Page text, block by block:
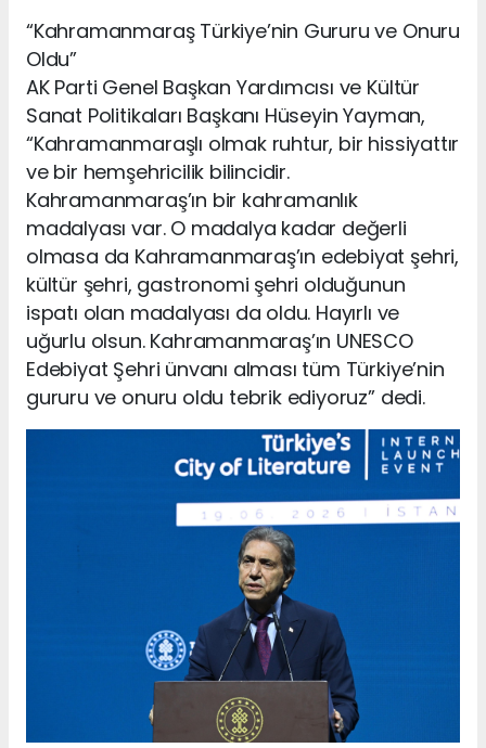
“Kahramanmaraş Türkiye’nin Gururu ve Onuru
Oldu”
AK Parti Genel Başkan Yardımcısı ve Kültür
Sanat Politikaları Başkanı Hüseyin Yayman,
“Kahramanmaraşlı olmak ruhtur, bir hissiyattır
ve bir hemşehricilik bilincidir.
Kahramanmaraş’ın bir kahramanlık
madalyası var. O madalya kadar değerli
olmasa da Kahramanmaraş’ın edebiyat şehri,
kültür şehri, gastronomi şehri olduğunun
ispatı olan madalyası da oldu. Hayırlı ve
uğurlu olsun. Kahramanmaraş’ın UNESCO
Edebiyat Şehri ünvanı alması tüm Türkiye’nin
gururu ve onuru oldu tebrik ediyoruz” dedi.